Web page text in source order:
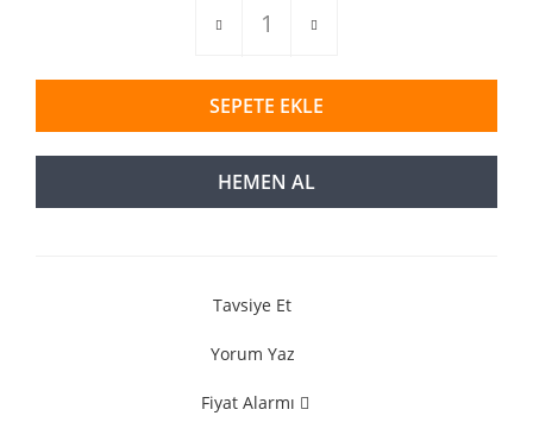
SEPETE EKLE
HEMEN AL
Tavsiye Et
Yorum Yaz
Fiyat Alarmı